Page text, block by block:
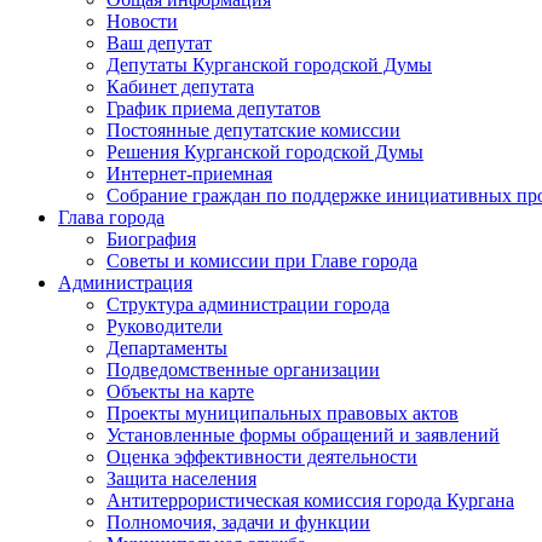
Новости
Ваш депутат
Депутаты Курганской городской Думы
Кабинет депутата
График приема депутатов
Постоянные депутатские комиссии
Решения Курганской городской Думы
Интернет-приемная
Собрание граждан по поддержке инициативных
Глава города
Биография
Советы и комиссии при Главе города
Администрация
Структура администрации города
Руководители
Департаменты
Подведомственные организации
Объекты на карте
Проекты муниципальных правовых актов
Установленные формы обращений и заявлений
Оценка эффективности деятельности
Защита населения
Антитеррористическая комиссия города Кургана
Полномочия, задачи и функции